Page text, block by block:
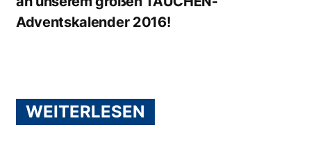
Adventskalender 2016!
WEITERLESEN